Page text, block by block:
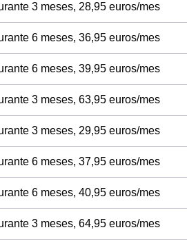
3 meses, 28,95 euros/mes
6 meses, 36,95 euros/mes
6 meses, 39,95 euros/mes
3 meses, 63,95 euros/mes
3 meses, 29,95 euros/mes
6 meses, 37,95 euros/mes
6 meses, 40,95 euros/mes
3 meses, 64,95 euros/mes